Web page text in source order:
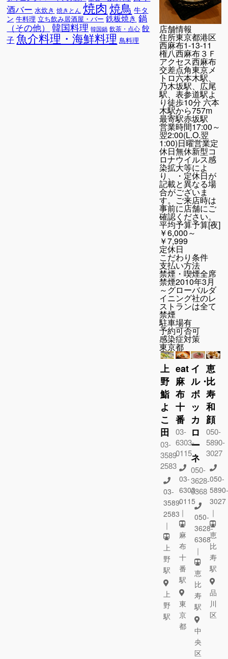
酒バー 水炊き 焼きとん 焼肉焼鳥 牛タ
ン 牛料理 立ち飲み居酒屋・バー 鉄板焼き 鍋
（その他） 韓国料理 韓国鍋 飲茶・点心 餃
子 魚介料理・海鮮料理 鳥料理
店舗情報
住所東京都港区
西麻布1-13-11
権八西麻布３Ｆ
アクセス西麻布
交差点角東京メ
トロ六本木駅、
乃木坂駅、広尾
駅、表参道駅よ
り徒歩10分 六本
木駅から757m
最寄駅赤坂駅
営業時間17:00～
翌2:00(L.O.翌
1:00)日曜営業定
休日無休新型コ
ロナウイルス感
染拡大等によ
り、・定休日が
記載と異なる場
合がございま
す。ご来店時は
事前に店舗にご
確認ください。
平均予算予算[夜]
￥6,000～
￥7,999
定休日
こだわり条件
支払い方法
禁煙・喫煙全席
禁煙2010年3月
～グローバルダ
イニング社のレ
ストランは全て
禁煙
駐車場有
予約可否可
感染症対策
東京都
上
野
鮨
よ
こ
田
03-
3589-
2583
03-
3589-
2583
｜
上
野
駅
上
野
駅
eat
麻
布
十
番
03-
6303-
0115
03-
6303-
0115
｜
麻
布
十
番
駅
東
京
都
イ
ル・
ボ
ッ
カ
ロ
ー
ネ
050-
3628-
6368
050-
3628-
6368
｜
恵
比
寿
駅
中
央
区
恵
比
寿
和
顔
050-
5890-
3027
050-
3027
｜
恵
比
寿
駅
品
川
区